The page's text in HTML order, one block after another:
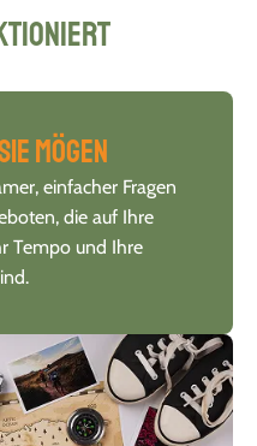
mögen
einfacher Fragen
die auf Ihre
Tempo und Ihre